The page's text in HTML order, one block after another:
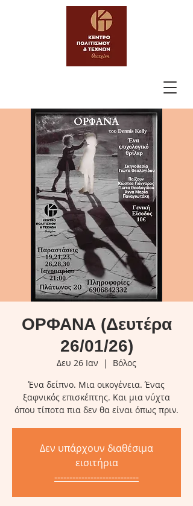
ΟΡΦΑΝΑ (Δευτέρα
26/01/26)
Δευ 26 Ιαν
  |
Βόλος
Ένα δείπνο. Μια οικογένεια. Ένας
ξαφνικός επισκέπτης. Και μια νύχτα
όπου τίποτα πια δεν θα είναι όπως πριν.
Δεν υπάρχουν διαθέσιμα
εισιτήρια
----------------------------